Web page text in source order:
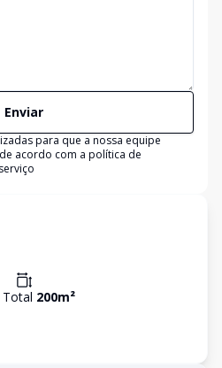
Enviar
para que a nossa equipe
acordo com a política de
Total 200m²